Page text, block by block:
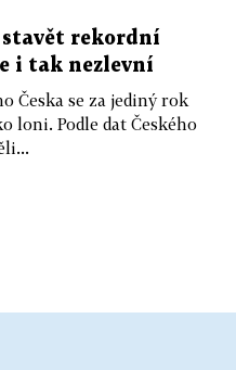
rekordní
i tak nezlevní
Česka se za jediný rok
loni. Podle dat Českého